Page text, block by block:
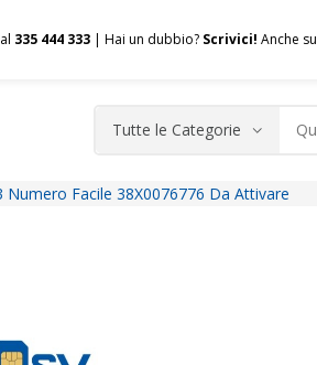
335 444 333 | Hai un dubbio? Scrivici! Anche su
Pagamenti F.A.Q. Contatti
Numero Facile 38X0076776 Da Attivare